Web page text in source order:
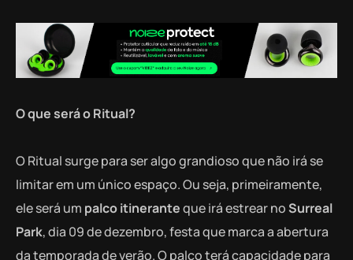
O que será o Ritual?
O Ritual surge para ser algo grandioso que não irá se
limitar em um único espaço. Ou seja, primeiramente,
ele será um palco itineranteque irá estrear noSurreal
Park, dia 09 de dezembro, festa que marca a abertura
da temporada de verão. O palco terá capacidade para